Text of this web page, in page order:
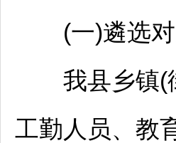
(一)遴选对
我县乡镇(
工勤人员、教